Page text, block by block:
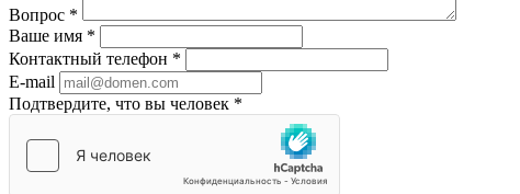
Вопрос *
Ваше имя *
Контактный телефон *
E-mail
Подтвердите, что вы человек *